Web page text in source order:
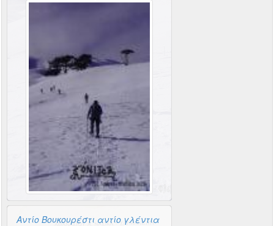
Αντίο Βουκουρέστι αντίο γλέντια